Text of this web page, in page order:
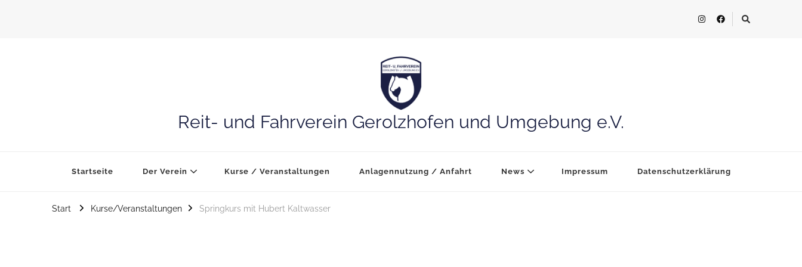
Reit- und Fahrverein Gerolzhofen und Umgebung e.V.
Startseite Der Verein Kurse / Veranstaltungen Anlagennutzung / Anfahrt News Impressum Datenschutzerklärung
Start Kurse/Veranstaltungen Springkurs mit Hubert Kaltwasser